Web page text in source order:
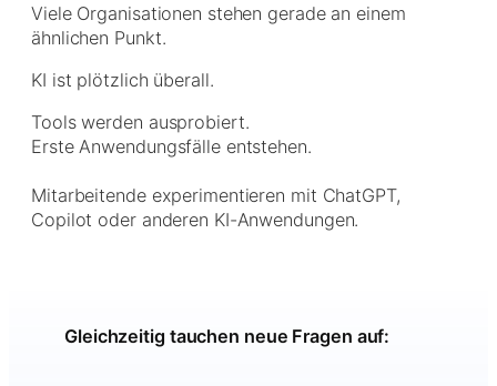
Viele Organisationen stehen gerade an einem
ähnlichen Punkt.
KI ist plötzlich überall.
Tools werden ausprobiert.
Erste Anwendungsfälle entstehen.
Mitarbeitende experimentieren mit ChatGPT,
Copilot oder anderen KI-Anwendungen.
Gleichzeitig tauchen neue Fragen auf: